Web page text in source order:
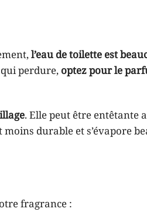
l’eau de toilette est
perdure, optez pour le
. Elle peut être entêtante
durable et s’évapore
fragrance :